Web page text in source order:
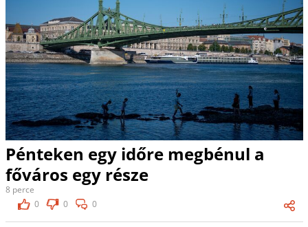
Pénteken egy időre megbénul a
főváros egy része
8 perce
0
0 0